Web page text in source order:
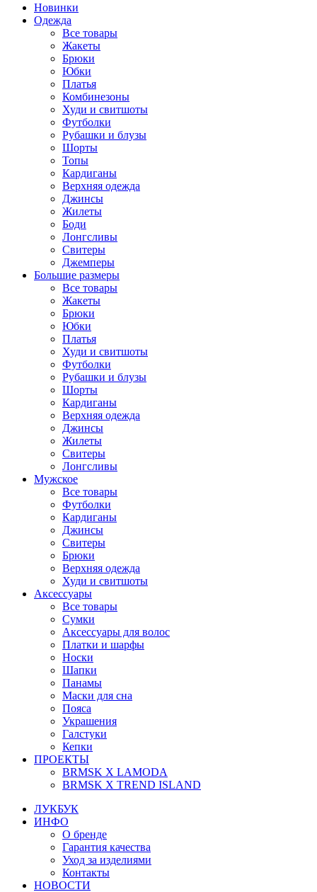
Новинки
Одежда
Все товары
Жакеты
Брюки
Юбки
Платья
Комбинезоны
Худи и свитшоты
Футболки
Рубашки и блузы
Шорты
Топы
Кардиганы
Верхняя одежда
Джинсы
Жилеты
Боди
Лонгсливы
Свитеры
Джемперы
Большие размеры
Все товары
Жакеты
Брюки
Юбки
Платья
Худи и свитшоты
Футболки
Рубашки и блузы
Шорты
Кардиганы
Верхняя одежда
Джинсы
Жилеты
Свитеры
Лонгсливы
Мужское
Все товары
Футболки
Кардиганы
Джинсы
Свитеры
Брюки
Верхняя одежда
Худи и свитшоты
Аксессуары
Все товары
Сумки
Аксессуары для волос
Платки и шарфы
Носки
Шапки
Панамы
Маски для сна
Пояса
Украшения
Галстуки
Кепки
ПРОЕКТЫ
BRMSK X LAMODA
BRMSK X TREND ISLAND
ЛУКБУК
ИНФО
О бренде
Гарантия качества
Уход за изделиями
Контакты
НОВОСТИ